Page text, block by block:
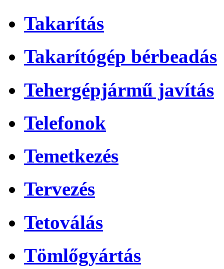
Takarítás
Takarítógép bérbeadás
Tehergépjármű javítás
Telefonok
Temetkezés
Tervezés
Tetoválás
Tömlőgyártás